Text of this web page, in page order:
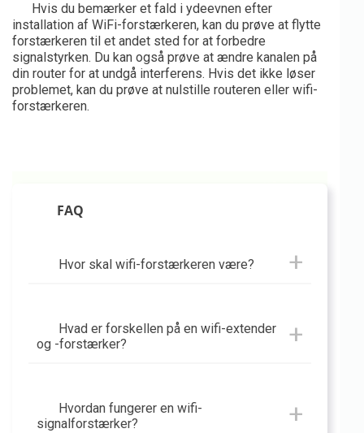
Hvis du bemærker et fald i ydeevnen efter
installation af WiFi-forstærkeren, kan du prøve at flytte
forstærkeren til et andet sted for at forbedre
signalstyrken. Du kan også prøve at ændre kanalen på
din router for at undgå interferens. Hvis det ikke løser
problemet, kan du prøve at nulstille routeren eller wifi-
forstærkeren.
FAQ
Hvor skal wifi-forstærkeren være?
Hvad er forskellen på en wifi-extender
og -forstærker?
Hvordan fungerer en wifi-
signalforstærker?